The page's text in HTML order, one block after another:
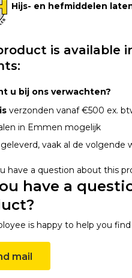
Hijs- en hefmiddelen
is available
u bij ons verwachten?
verzonden vanaf €500 ex.
in Emmen mogelijk
vaak al de volgende
have a
is happy to help you
mail